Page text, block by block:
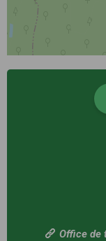
Office de